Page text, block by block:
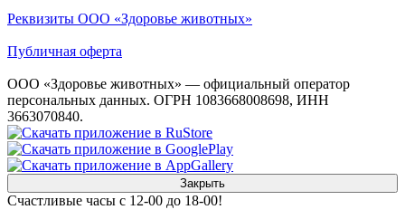
Реквизиты ООО «Здоровье животных»
Публичная оферта
ООО «Здоровье животных» — официальный оператор
персональных данных. ОГРН 1083668008698, ИНН
3663070840.
Закрыть
Счастливые часы с 12-00 до 18-00!